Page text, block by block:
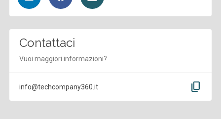
Contattaci
Vuoi maggiori informazioni?
info@techcompany360.it content_copy